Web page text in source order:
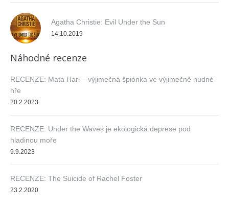
Agatha Christie: Evil Under the Sun
14.10.2019
Náhodné recenze
RECENZE: Mata Hari – výjimečná špiónka ve výjimečně nudné
hře
20.2.2023
RECENZE: Under the Waves je ekologická deprese pod
hladinou moře
9.9.2023
RECENZE: The Suicide of Rachel Foster
23.2.2020